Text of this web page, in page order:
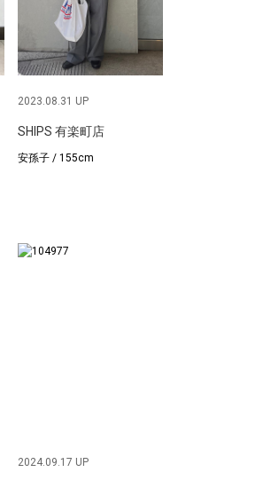
2023.08.31 UP
SHIPS 有楽町店
安孫子 / 155cm
2024.09.17 UP